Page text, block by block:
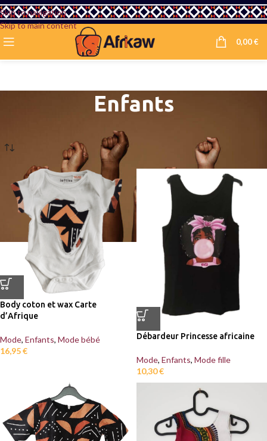
Skip to navigation
Skip to main content
0,00€
Enfants
Body coton et wax Carte
d’Afrique
Mode, Enfants, Mode bébé
16,95€
Débardeur Princesse africaine
Mode, Enfants, Mode fille
10,30€